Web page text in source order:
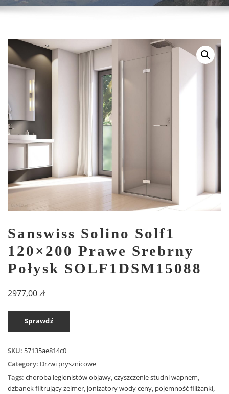
Sanswiss Solino Solf1
120×200 Prawe Srebrny
Połysk SOLF1DSM15088
2977,00zł
Sprawdź
SKU: 57135ae814c0
Category: Drzwi prysznicowe
Tags: choroba legionistów objawy,czyszczenie studni wapnem,
dzbanek filtrujący zelmer, jonizatory wody ceny, pojemność filiżanki,